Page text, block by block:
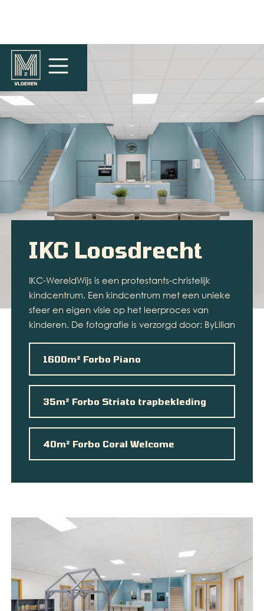
IKC Loosdrecht
IKC-WereldWijs is een protestants-christelijk
kindcentrum. Een kindcentrum met een unieke
sfeer en eigen visie op het leerproces van
kinderen. De fotografie is verzorgd door: ByLilian
1600m² Forbo Piano
35m² Forbo Striato trapbekleding
40m² Forbo Coral Welcome